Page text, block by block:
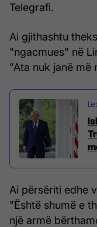
Telegrafi.
Ai gjithashtu
"ngacmues" në
"Ata nuk janë më
Ai përsëriti edhe
"Është shumë e
një armë